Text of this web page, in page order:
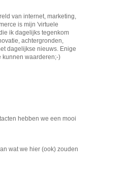
van internet, marketing,
is mijn 'virtuele
ik dagelijks tegenkom
achtergronden,
dagelijkse nieuws. Enige
kunnen waarderen;-)
hebben we een mooi
wat we hier (ook) zouden